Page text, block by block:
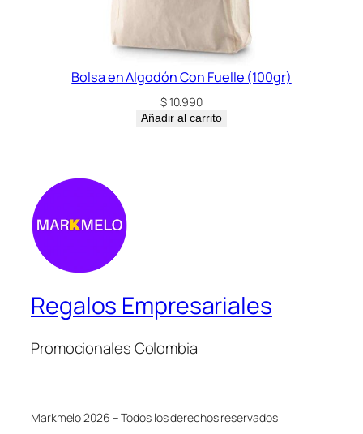
Bolsa en Algodón Con Fuelle (100gr)
$10.990
Añadir al carrito
Regalos Empresariales
Promocionales Colombia
Markmelo 2026 – Todos los derechos reservados